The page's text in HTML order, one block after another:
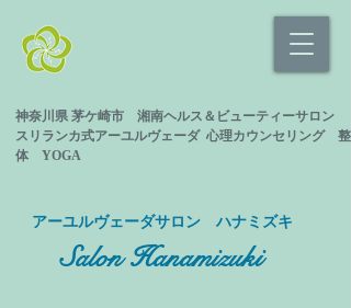
神奈川県 茅ケ崎市 湘南ヘルス＆ビューティーサロン
スリランカ式アーユルヴェーダ 心理カウンセリング 整
体 YOGA
​アーユルヴェーダサロン ハナミズキ
Salon Hanamizuki